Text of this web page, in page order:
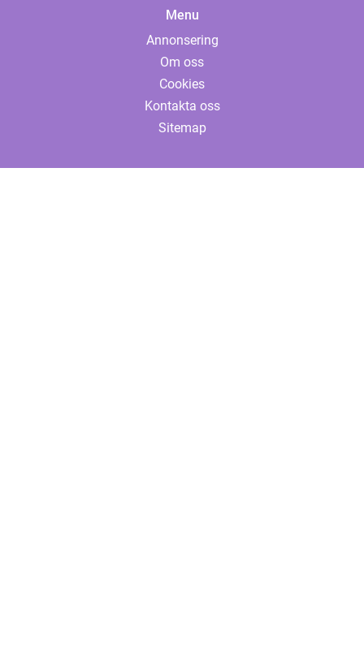
Menu
Annonsering
Om oss
Cookies
Kontakta oss
Sitemap